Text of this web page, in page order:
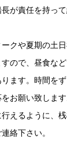
が責任を持っ
クや夏期の土
ので、昼食な
ます。時間を
お願い致します
えるように、
絡下さい。